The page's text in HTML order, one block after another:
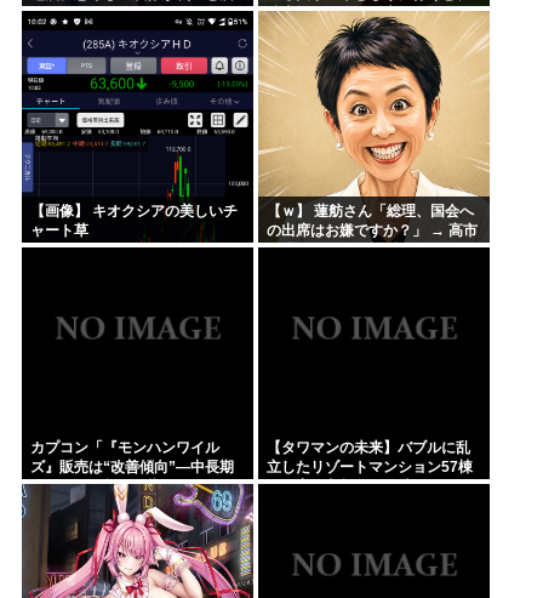
く。
駐車場に知らない車が停まって
いた→即警察を呼んだ結果、衝
撃の事実が判明・・・
【画像】 キオクシアの美しいチ
ャート草
【ｗ】 蓮舫さん「総理、国会へ
の出席はお嫌ですか？」 → 高市
総理のマジレス炸裂 → ｗｗｗｗ
カプコン「『モンハンワイル
ズ』販売は“改善傾向”―中長期
でワールド超え目指す」
【タワマンの未来】バブルに乱
立したリゾートマンション57棟
が一斉に老朽化。外壁はボロボ